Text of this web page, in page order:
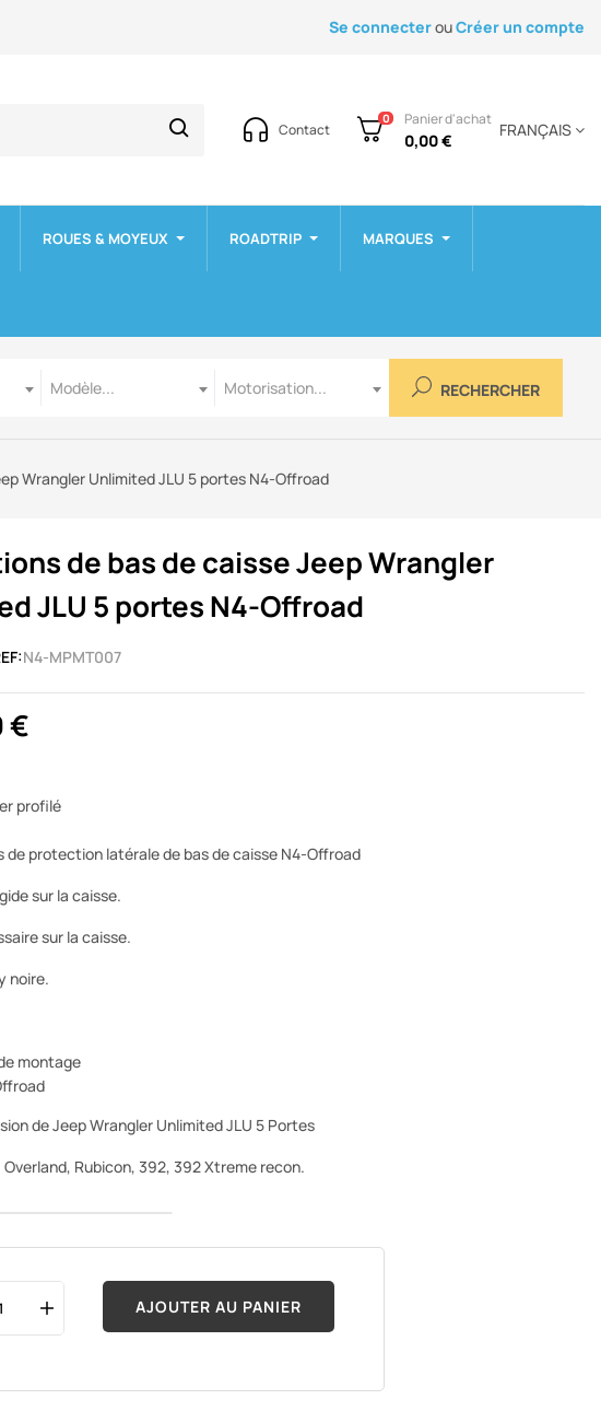
Se connecterouCréer un compte
Contact
0 Panier d'achat
0,00 €
FRANÇAIS
ROUES & MOYEUX ROADTRIP MARQUES
Modèle...
Motorisation...
RECHERCHER
Wrangler Unlimited JLU 5 portes N4-Offroad
de bas de caisse Jeep Wrangler
JLU 5 portes N4-Offroad
N4-MPMT007
€
profilé
de protection latérale de bas de caisse N4-Offroad
sur la caisse.
sur la caisse.
noire.
montage
de Jeep Wrangler Unlimited JLU 5 Portes
Rubicon, 392, 392 Xtreme recon.
AJOUTER AU PANIER